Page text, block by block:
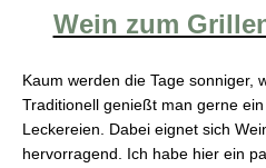
Wein zum
Kaum werden die Tage sonniger,
Traditionell genießt man gerne
Leckereien. Dabei eignet sich
hervorragend. Ich habe hier ein